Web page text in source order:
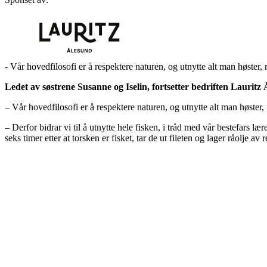
- Vår hovedfilosofi er å respektere naturen, og utnytte alt man
Ledet av søstrene Susanne og Iselin, fortsetter bedriften
– Vår hovedfilosofi er å respektere naturen, og utnytte alt man
– Derfor bidrar vi til å utnytte hele fisken, i tråd med vår bestefars
seks timer etter at torsken er fisket, tar de ut fileten og lager råolje